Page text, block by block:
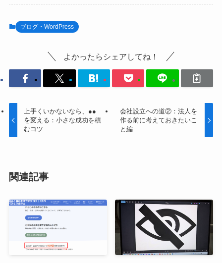
ブログ・WordPress
よかったらシェアしてね！
上手くいかないなら、●●
を変える：小さな成功を積
むコツ
会社設立への道②：法人を
作る前に考えておきたいこ
と編
関連記事